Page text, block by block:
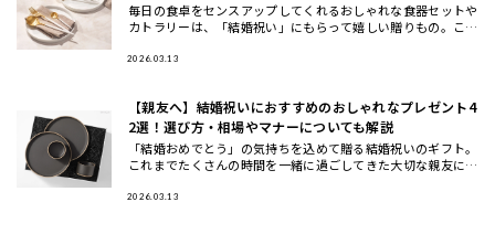
毎日の食卓をセンスアップしてくれるおしゃれな食器セットや
カトラリーは、「結婚祝い」にもらって嬉しい贈りもの。ここ
って嬉しいテ
2026.03.13
【親友へ】結婚祝いにおすすめのおしゃれなプレゼント4
2選！選び方・相場やマナーについても解説
「結婚おめでとう」の気持ちを込めて贈る結婚祝いのギフト。
これまでたくさんの時間を一緒に過ごしてきた大切な親友に
の最旬ギフ
2026.03.13